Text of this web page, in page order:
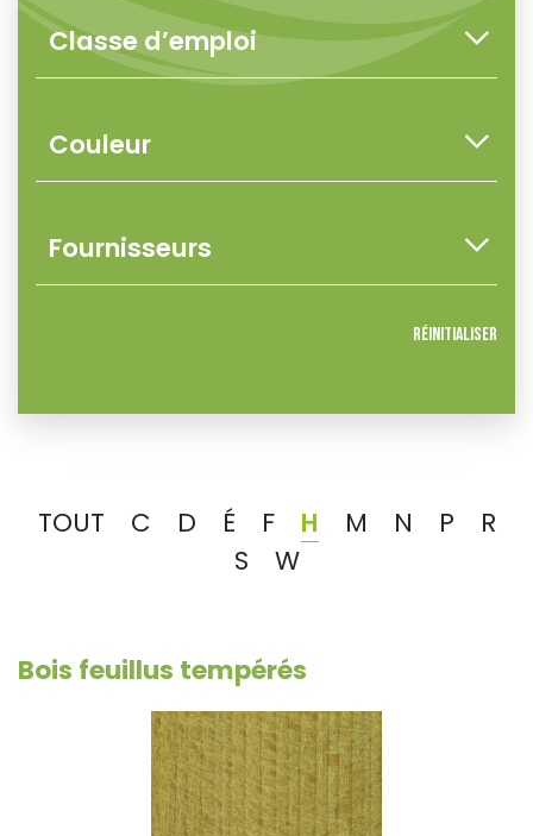
Réinitialiser
TOUT C D É F H M N P
R
S
W
Bois feuillus tempérés